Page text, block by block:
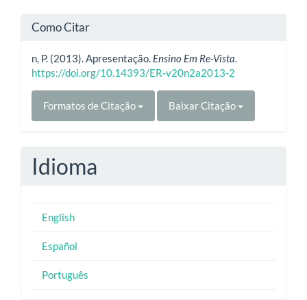
Como Citar
n, P. (2013). Apresentação. Ensino Em Re-Vista
https://doi.org/10.14393/ER-v20n2a2013-2
Formatos de Citação Baixar Citação
Idioma
English
Español
Português